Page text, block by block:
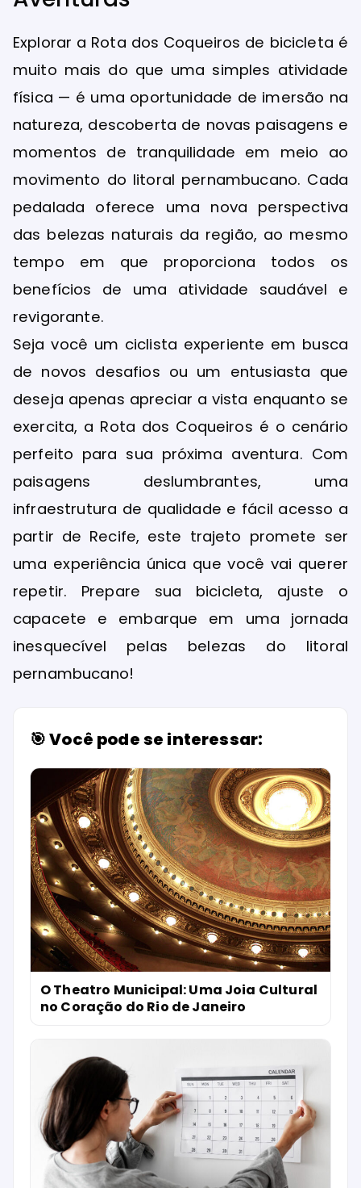
Explorar a Rota dos Coqueiros de bicicleta é
muito mais do que uma simples atividade
física — é uma oportunidade de imersão na
natureza, descoberta de novas paisagens e
momentos de tranquilidade em meio ao
movimento do litoral pernambucano. Cada
pedalada oferece uma nova perspectiva
das belezas naturais da região, ao mesmo
tempo em que proporciona todos os
benefícios de uma atividade saudável e
revigorante.
Seja você um ciclista experiente em busca
de novos desafios ou um entusiasta que
deseja apenas apreciar a vista enquanto se
exercita, a Rota dos Coqueiros é o cenário
perfeito para sua próxima aventura. Com
paisagens deslumbrantes, uma
infraestrutura de qualidade e fácil acesso a
partir de Recife, este trajeto promete ser
uma experiência única que você vai querer
repetir. Prepare sua bicicleta, ajuste o
capacete e embarque em uma jornada
inesquecível pelas belezas do litoral
pernambucano!
🎯 Você pode se interessar:
O Theatro Municipal: Uma Joia Cultural
no Coração do Rio de Janeiro